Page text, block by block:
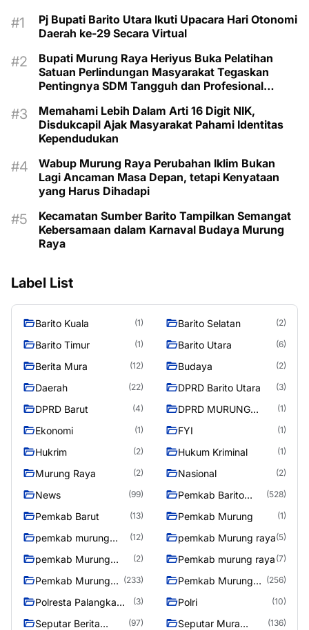
Pj Bupati Barito Utara Ikuti Upacara Hari Otonomi
Daerah ke-29 Secara Virtual
Bupati Murung Raya Heriyus Buka Pelatihan
Satuan Perlindungan Masyarakat Tegaskan
Pentingnya SDM Tangguh dan Profesional
Memahami Lebih Dalam Arti 16 Digit NIK,
Disdukcapil Ajak Masyarakat Pahami Identitas
Kependudukan
Wabup Murung Raya Perubahan Iklim Bukan
Lagi Ancaman Masa Depan, tetapi Kenyataan
yang Harus Dihadapi
Kecamatan Sumber Barito Tampilkan Semangat
Kebersamaan dalam Karnaval Budaya Murung
Raya
Label List
Barito Kuala (1) Barito Selatan (2)
Barito Timur (1) Barito Utara (6)
Berita Mura (12) Budaya (2)
Daerah (22) DPRD Barito Utara (3)
DPRD Barut (4)
DPRD MURUNG
(1)
Ekonomi (1) FYI (1)
Hukrim (2) Hukum Kriminal (1)
Murung Raya (2) Nasional (2)
News (99)
Pemkab Barito
(528)
Pemkab Barut (13) Pemkab Murung (1)
pemkab murung
(12) pemkab Murung raya(5)
pemkab Murung
(2) Pemkab murung raya (7)
Pemkab Murung
(233)
Pemkab Murung
(256)
Polresta Palangka
(3) Polri (10)
Seputar Berita
(97)
Seputar Mura
(136)